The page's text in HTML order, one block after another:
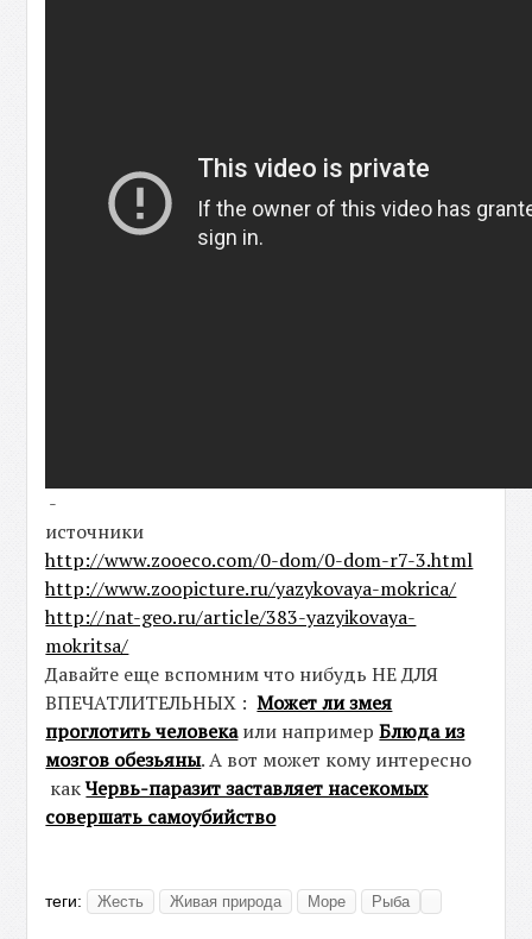
-
источники
http://www.zooeco.com/0-dom/0-dom-r7-3.html
http://www.zoopicture.ru/yazykovaya-mokrica/
http://nat-geo.ru/article/383-yazyikovaya-
mokritsa/
Давайте еще вспомним что нибудь НЕ ДЛЯ
ВПЕЧАТЛИТЕЛЬНЫХ :Может ли змея
проглотить человекаили напримерБлюда из
мозгов обезьяны. А вот может кому интересно
какЧервь-паразит заставляет насекомых
совершать самоубийство
теги: Жесть Живая природа Море Рыба